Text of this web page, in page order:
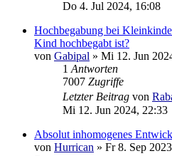
Do 4. Jul 2024, 16:08
Hochbegabung bei
Kind hochbegabt ist?
von Gabipal » Mi 12. Jun
1 Antworten
7007 Zugriffe
Letzter Beitrag von
Mi 12. Jun 2024, 22:33
Absolut inhomogenes
von Hurrican » Fr 8. Sep